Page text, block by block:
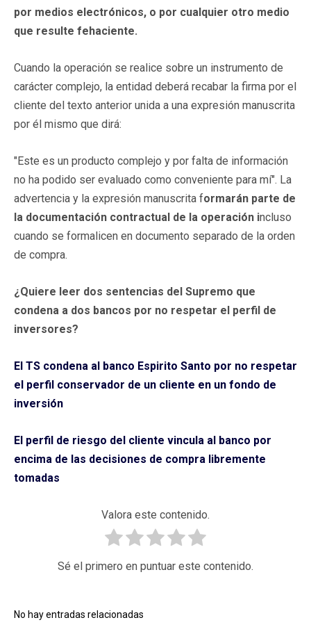
por medios electrónicos, o por cualquier otro medio
que resulte fehaciente.
Cuando la operación se realice sobre un instrumento de
carácter complejo, la entidad deberá recabar la firma por el
cliente del texto anterior unida a una expresión manuscrita
por él mismo que dirá:
"Este es un producto complejo y por falta de información
no ha podido ser evaluado como conveniente para mí". La
advertencia y la expresión manuscrita formarán parte de
la documentación contractual de la operación incluso
cuando se formalicen en documento separado de la orden
de compra.
¿Quiere leer dos sentencias del Supremo que
condena a dos bancos por no respetar el perfil de
inversores?
El TS condena al banco Espirito Santo por no respetar
el perfil conservador de un cliente en un fondo de
inversión
El perfil de riesgo del cliente vincula al banco por
encima de las decisiones de compra libremente
tomadas
Valora este contenido.
Sé el primero en puntuar este contenido.
No hay entradas relacionadas